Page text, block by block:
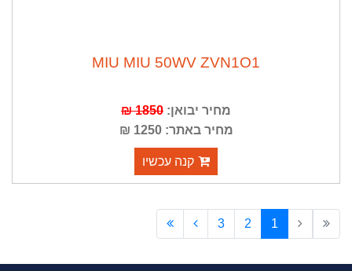
MIU MIU 50WV ZVN1O1
מחיר יבואן: 1850 ₪
מחיר באתר: 1250 ₪
קנה עכשיו
1
2
3